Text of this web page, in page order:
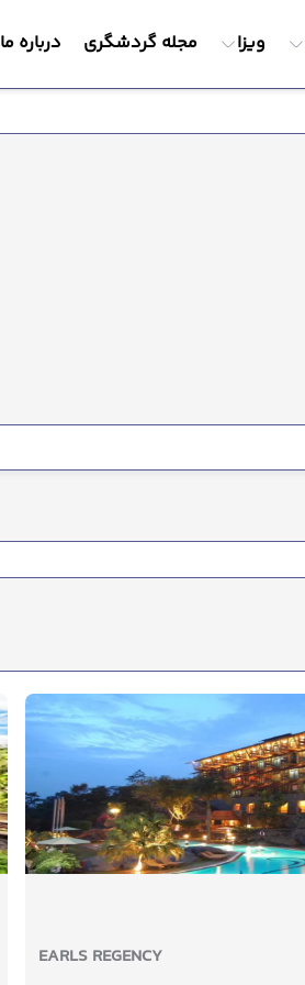
ویزا مجله گردشگری درباره ما
EARLS REGENCY